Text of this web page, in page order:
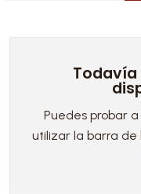
Puedes probar
utilizar la barra